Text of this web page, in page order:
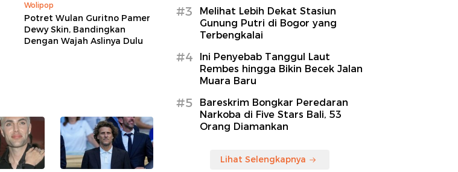
Wolipop
Potret Wulan Guritno Pamer
Dewy Skin, Bandingkan
Dengan Wajah Aslinya Dulu
#3
Melihat Lebih Dekat Stasiun
Gunung Putri di Bogor yang
Terbengkalai
#4
Ini Penyebab Tanggul Laut
Rembes hingga Bikin Becek Jalan
Muara Baru
#5
Bareskrim Bongkar Peredaran
Narkoba di Five Stars Bali, 53
Orang Diamankan
Lihat Selengkapnya